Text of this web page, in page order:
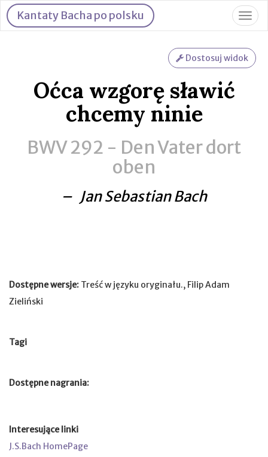
Kantaty Bacha po polsku
Oćca wzgorę sławić
chcemy ninie
BWV 292 - Den Vater dort
oben
– Jan Sebastian Bach
Dostępne wersje: Treść w języku oryginału., Filip Adam
Zieliński
Tagi
Dostępne nagrania:
Interesujące linki
J.S.Bach HomePage
Dostosuj widok